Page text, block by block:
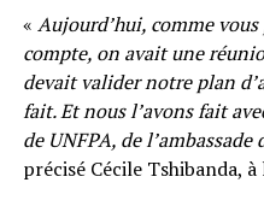
« Aujourd’hui, comme
compte, on avait une
devait valider notre plan
fait. Et nous l’avons fait
de UNFPA, de l’ambassade
précisé Cécile Tshibanda,